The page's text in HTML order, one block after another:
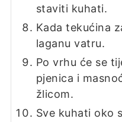
staviti kuhati.
Kada tekućina
laganu vatru.
Po vrhu će se
pjenica i
žlicom.
Sve kuhati oko